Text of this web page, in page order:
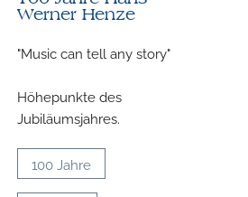
Werner Henze
"Music can tell any story"
Höhepunkte des
Jubiläumsjahres.
100 Jahre